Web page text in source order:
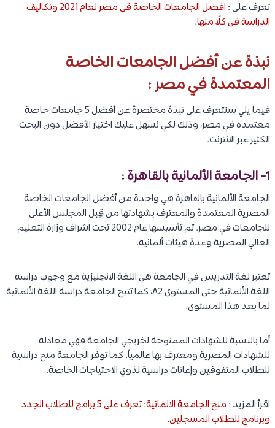
تعرف على :
افضل الجامعات الخاصة في مصر لعام 2021 وتكاليف
الدراسة في كلًا منها.
نبذة عن أفضل الجامعات الخاصة
المعتمدة في مصر :
فيما يلي سنتعرف على نبذة مختصرة عن أفضل 5 جامعات خاصة
معتمدة في مصر، وذلك لكي نسهل عليك اختيار الأفضل دون البحث
الكثير عبر الانترنت.
1- الجامعة الألمانية بالقاهرة :
الجامعة الألمانية بالقاهرة هي واحدة من أفضل الجامعات الخاصة
المصرية المعتمدة والمعترف بشهادتها من قِبل المجلس الأعلى
للجامعات في مصر. تم تأسيسها عام 2002 تحت اشراف وزارة التعليم
العالي المصرية وعدة هيئات ألمانية.
تعتبر لغة التدريس في الجامعة هي اللغة الانجليزية مع وجوب دراسة
اللغة الألمانية حتى المستوى A2، كما تتيح الجامعة دراسة اللغة الألمانية
لما بعد هذا المستوى.
أما بالنسبة للشهادات الممنوحة لخريجي الجامعة فهي معادلة
للشهادات المصرية ومعترف بها عالمياً. كما توفر الجامعة منح دراسية
للطلاب المتفوقين وإعانات دراسية لذوي الاحتياجات الخاصة.
اقرأ المزيد :
منح الجامعة الالمانية: تعرف على 5 برامج للطلاب الجدد
وبرنامج للطلاب المسجلين.